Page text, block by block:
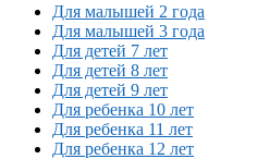
Для малышей 2 года
Для малышей 3 года
Для детей 7 лет
Для детей 8 лет
Для детей 9 лет
Для ребенка 10 лет
Для ребенка 11 лет
Для ребенка 12 лет